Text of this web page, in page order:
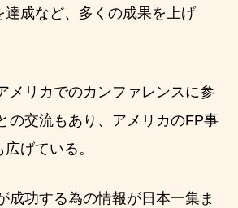
達成など、多くの成果を上げ
メリカでのカンファレンスに参
の交流もあり、アメリカのFP事
げている。
成功する為の情報が日本一集ま